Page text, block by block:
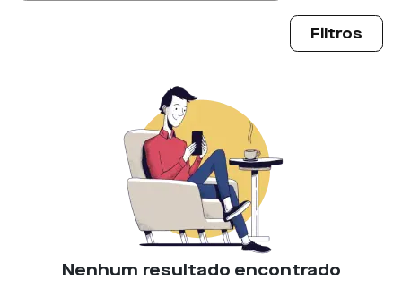
Filtros
Nenhum resultado encontrado